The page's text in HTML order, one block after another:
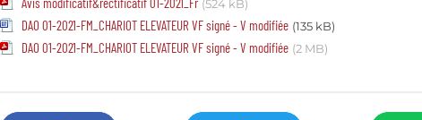
(524 kB)
DAO 01-2021-FM_CHARIOT ELEVATEUR VF signé - V modifiée (135 kB)
DAO 01-2021-FM_CHARIOT ELEVATEUR VF signé - V modifiée (2 MB)